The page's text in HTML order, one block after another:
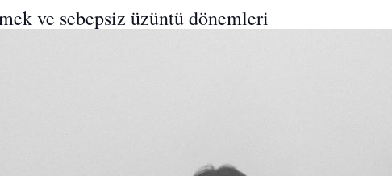
ve sebepsiz üzüntü dönemleri